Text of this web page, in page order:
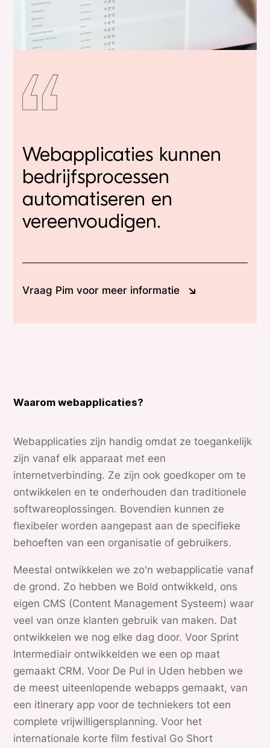
Webapplicaties kunnen
bedrijfsprocessen
automatiseren en
vereenvoudigen.
Vraag Pim voor meer informatie
Waarom webapplicaties?
Webapplicaties zijn handig omdat ze toegankelijk
zijn vanaf elk apparaat met een
internetverbinding. Ze zijn ook goedkoper om te
ontwikkelen en te onderhouden dan traditionele
softwareoplossingen. Bovendien kunnen ze
flexibeler worden aangepast aan de specifieke
behoeften van een organisatie of gebruikers.
Meestal ontwikkelen we zo'n webapplicatie vanaf
de grond. Zo hebben we Bold ontwikkeld, ons
eigen CMS (Content Management Systeem) waar
veel van onze klanten gebruik van maken. Dat
ontwikkelen we nog elke dag door. Voor Sprint
Intermediair ontwikkelden we een op maat
gemaakt CRM. Voor De Pul in Uden hebben we
de meest uiteenlopende webapps gemaakt, van
een itinerary app voor de techniekers tot een
complete vrijwilligersplanning. Voor het
internationale korte film festival Go Short